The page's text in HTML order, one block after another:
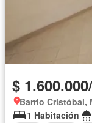
$
Barrio Cristóbal,
1 Habitación